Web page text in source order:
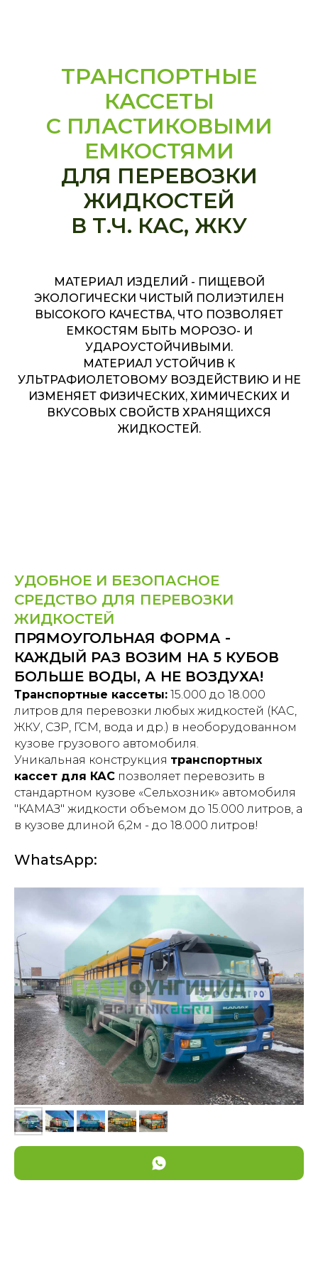
ТРАНСПОРТНЫЕ
КАССЕТЫ
С ПЛАСТИКОВЫМИ
ЕМКОСТЯМИ
ДЛЯ ПЕРЕВОЗКИ
ЖИДКОСТЕЙ
В Т.Ч. КАС, ЖКУ
МАТЕРИАЛ ИЗДЕЛИЙ - ПИЩЕВОЙ
ЭКОЛОГИЧЕСКИ ЧИСТЫЙ ПОЛИЭТИЛЕН
ВЫСОКОГО КАЧЕСТВА, ЧТО ПОЗВОЛЯЕТ
ЕМКОСТЯМ БЫТЬ МОРОЗО- И
УДАРОУСТОЙЧИВЫМИ.
МАТЕРИАЛ УСТОЙЧИВ К
УЛЬТРАФИОЛЕТОВОМУ ВОЗДЕЙСТВИЮ И НЕ
ИЗМЕНЯЕТ ФИЗИЧЕСКИХ, ХИМИЧЕСКИХ И
ВКУСОВЫХ СВОЙСТВ ХРАНЯЩИХСЯ
ЖИДКОСТЕЙ.
УДОБНОЕ И БЕЗОПАСНОЕ
СРЕДСТВО ДЛЯ ПЕРЕВОЗКИ
ЖИДКОСТЕЙ
ПРЯМОУГОЛЬНАЯ ФОРМА -
КАЖДЫЙ РАЗ ВОЗИМ НА 5 КУБОВ
БОЛЬШЕ ВОДЫ, А НЕ ВОЗДУХА!
Транспортные кассеты: 15.000 до 18.000
литров для перевозки любых жидкостей (КАС,
ЖКУ, СЗР, ГСМ, вода и др.) в необорудованном
кузове грузового автомобиля.
Уникальная конструкция транспортных
кассет для КАС позволяет перевозить в
стандартном кузове «Сельхозник» автомобиля
"КАМАЗ" жидкости объемом до 15.000 литров, а
в кузове длиной 6,2м - до 18.000 литров!
WhatsApp: